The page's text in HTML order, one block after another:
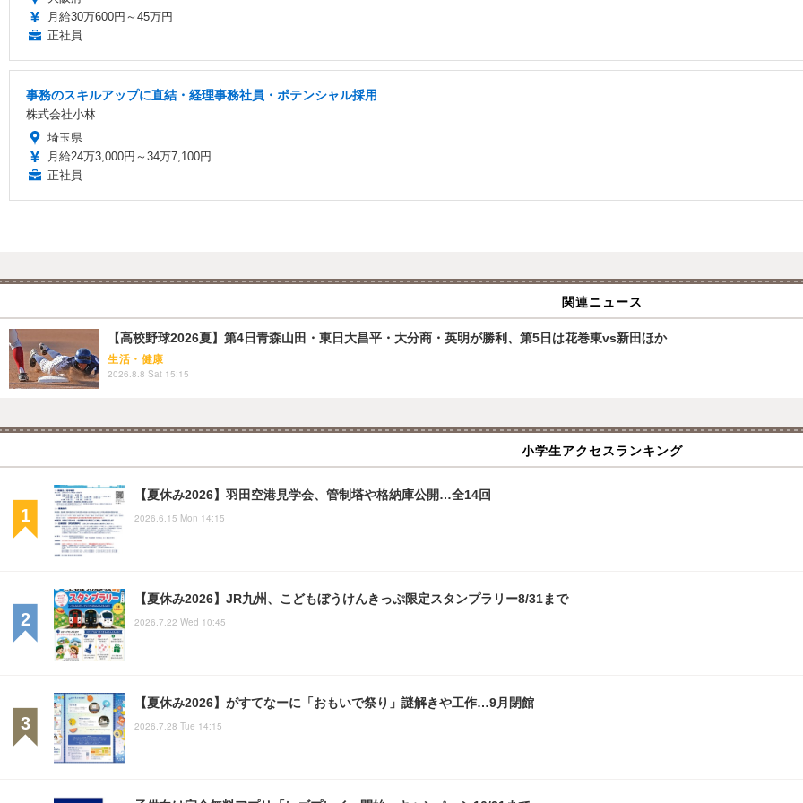
月給30万600円～45万円
正社員
事務のスキルアップに直結・経理事務社員・ポテンシャル採用
株式会社小林
埼玉県
月給24万3,000円～34万7,100円
正社員
関連ニュース
【高校野球2026夏】第4日青森山田・東日大昌平・大分商・英明が勝利、第5日は花巻東vs新田ほか
生活・健康
2026.8.8 Sat 15:15
小学生アクセスランキング
【夏休み2026】羽田空港見学会、管制塔や格納庫公開…全14回
2026.6.15 Mon 14:15
【夏休み2026】JR九州、こどもぼうけんきっぷ限定スタンプラリー8/31まで
2026.7.22 Wed 10:45
【夏休み2026】がすてなーに「おもいで祭り」謎解きや工作…9月閉館
2026.7.28 Tue 14:15